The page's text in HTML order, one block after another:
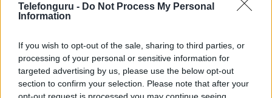
Telefonguru - Do Not Process My Personal
Information
If you wish to opt-out of the sale, sharing to third parties, or
processing of your personal or sensitive information for
targeted advertising by us, please use the below opt-out
section to confirm your selection. Please note that after your
opt-out request is processed you may continue seeing